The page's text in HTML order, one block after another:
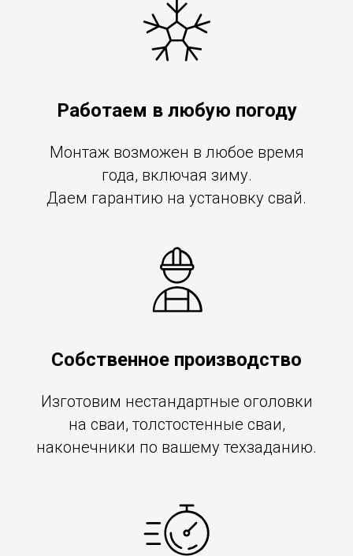
Работаем в любую погоду
Монтаж возможен в любое время
года, включая зиму.
Даем гарантию на установку свай.
Собственное производство
Изготовим нестандартные оголовки
на сваи, толстостенные сваи,
наконечники по вашему техзаданию.